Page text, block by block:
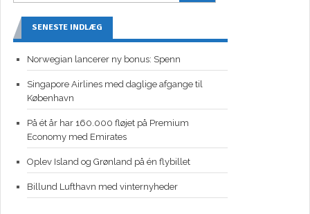
SENESTE INDLÆG
Norwegian lancerer ny bonus: Spenn
Singapore Airlines med daglige afgange til
København
På ét år har 160.000 fløjet på Premium
Economy med Emirates
Oplev Island og Grønland på én flybillet
Billund Lufthavn med vinternyheder